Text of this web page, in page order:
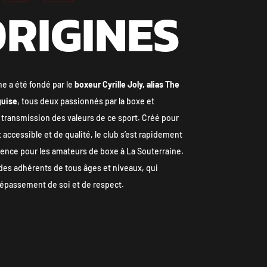
a été fondé par le boxeur Cyrille Joly, alias The
, tous deux passionnés par la boxe et
des valeurs de ce sport. Créé pour
et de qualité, le club s’est rapidement
pour les amateurs de boxe à La Souterraine.
adhérents de tous âges et niveaux, qui
de soi et de respect.